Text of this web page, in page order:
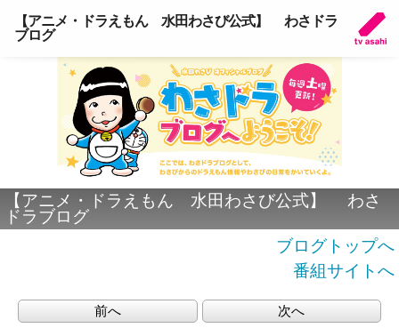
【アニメ・ドラえもん 水田わさび公式】 わさドラ
ブログ
【アニメ・ドラえもん 水田わさび公式】 わさ
ドラブログ
ブログトップへ
番組サイトへ
前へ 次へ